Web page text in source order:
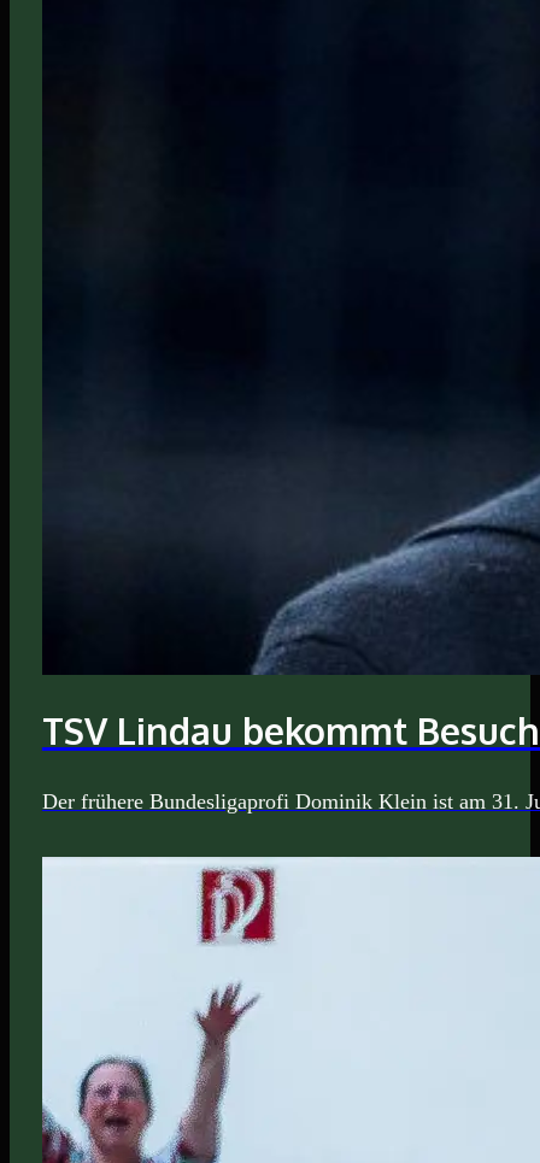
TSV Lindau bekommt
Der frühere Bundesligaprofi Dominik Klein ist am 31.